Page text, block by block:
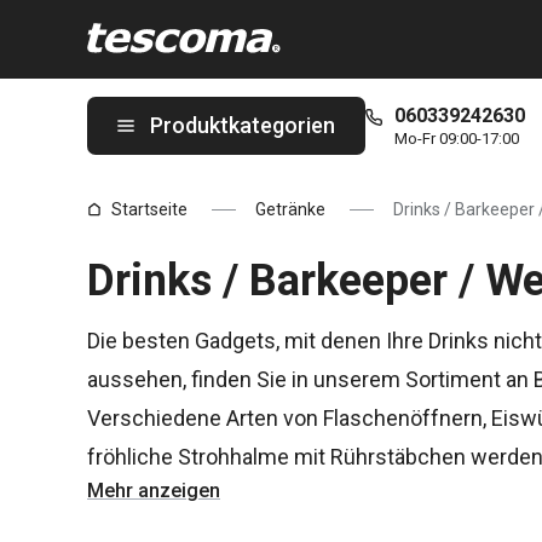
Produktkategorien 060339242630
Mo-Fr 09:00-17:00
Startseite Getränke Drinks / Barkeeper
Drinks / Barkeeper /
Die besten Gadgets, mit denen Ihre Drinks
aussehen, finden Sie in unserem Sortiment an
Verschiedene Arten von Flaschenöffnern,
fröhliche Strohhalme mit Rührstäbchen
einzigartigeUNO VINO
Mehr anzeigen